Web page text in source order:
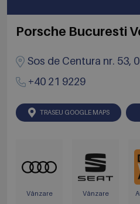
Porsche Bucuresti
Sos de Centura nr. 53,
+40 21 9229
TRASEU GOOGLE MAPS
Vânzare Vânzare